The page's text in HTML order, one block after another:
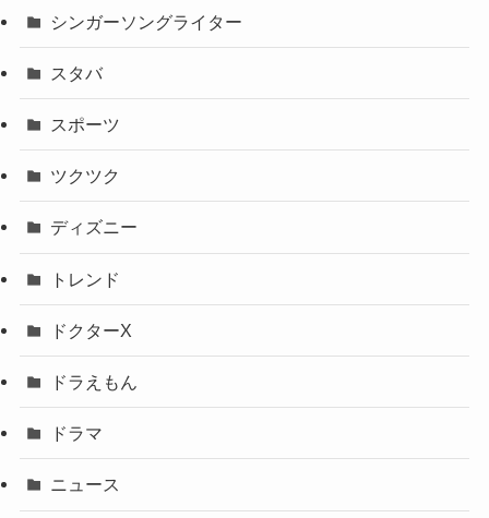
シンガーソングライター
スタバ
スポーツ
ツクツク
ディズニー
トレンド
ドクターX
ドラえもん
ドラマ
ニュース